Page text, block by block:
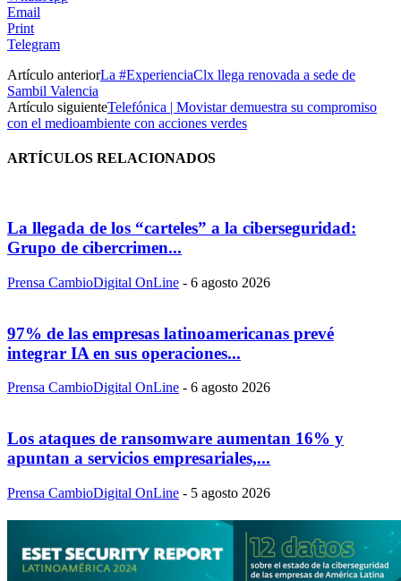
Email
Print
Telegram
Artículo anteriorLa #ExperienciaClx llega renovada a sede de
Sambil Valencia
Artículo siguienteTelefónica | Movistar demuestra su compromiso
con el medioambiente con acciones verdes
ARTÍCULOS RELACIONADOS
La llegada de los “carteles” a la ciberseguridad:
Grupo de cibercrimen...
Prensa CambioDigital OnLine - 6 agosto 2026
97% de las empresas latinoamericanas prevé
integrar IA en sus operaciones...
Prensa CambioDigital OnLine - 6 agosto 2026
Los ataques de ransomware aumentan 16% y
apuntan a servicios empresariales,...
Prensa CambioDigital OnLine - 5 agosto 2026